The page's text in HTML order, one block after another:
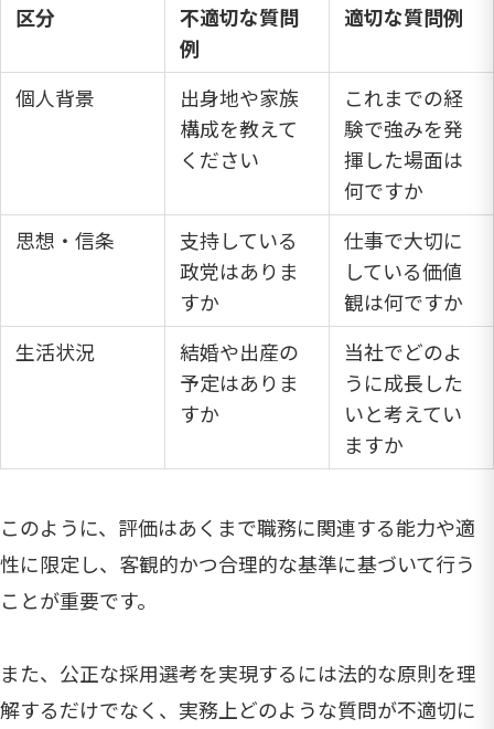
区分
不適切な質問
例
適切な質問例
個人背景
出身地や家族
構成を教えて
ください
これまでの経
験で強みを発
揮した場面は
何ですか
思想・信条
支持している
政党はありま
すか
仕事で大切に
している価値
観は何ですか
生活状況
結婚や出産の
予定はありま
すか
当社でどのよ
うに成長した
いと考えてい
ますか
このように、評価はあくまで職務に関連する能力や適
性に限定し、客観的かつ合理的な基準に基づいて行う
ことが重要です。
また、公正な採用選考を実現するには法的な原則を理
解するだけでなく、実務上どのような質問が不適切に